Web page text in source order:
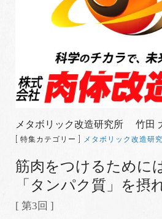
メタボリック改造研究所 竹田
[ 特集カテゴリー ] メタボリック改造研
筋肉をつけるために
「タンパク質」を摂
[ 第3回 ]